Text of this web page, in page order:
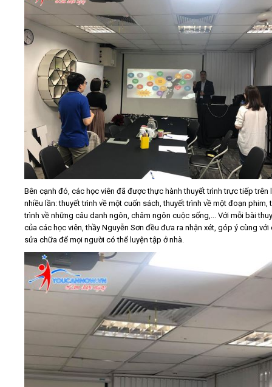
Bên cạnh đó, các học viên đã được thực hành thuyết trình trực tiếp trên
nhiều lần: thuyết trình về một cuốn sách, thuyết trình về một đoạn phim,
trình về những câu danh ngôn, châm ngôn cuộc sống,... Với mỗi bài
của các học viên, thầy Nguyễn Sơn đều đưa ra nhận xét, góp ý cùng với
sửa chữa để mọi người có thể luyện tập ở nhà.